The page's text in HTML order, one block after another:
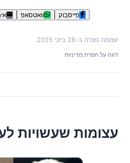
פייסבוק וואטסאפ
עצומה נוצרה ב-28 ביוני 2025
דווח על הפרת מדיניות
עצומות שעשויות